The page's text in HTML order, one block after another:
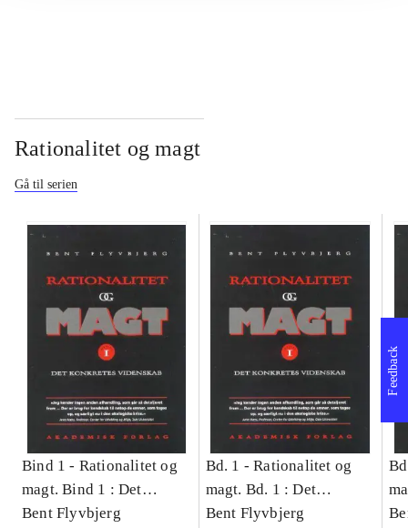
Rationalitet og magt
Gå til serien
Bind 1 - Rationalitet og
magt. Bind 1 : Det
konkretes videnskab
Bent Flyvbjerg
Bd. 1 -Rationalitet og
magt. Bd. 1 : Det
konkretes videnskab
Bent Flyvbjerg
Feedback